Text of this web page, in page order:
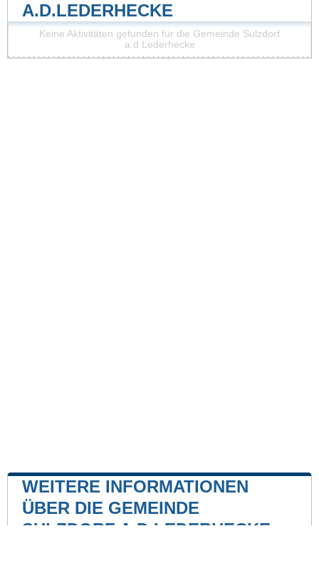
A.D.LEDERHECKE
Keine Aktivitäten gefunden für die Gemeinde Sulzdorf
a.d.Lederhecke
WEITERE INFORMATIONEN
ÜBER DIE GEMEINDE
SULZDORF A.D.LEDERHECKE